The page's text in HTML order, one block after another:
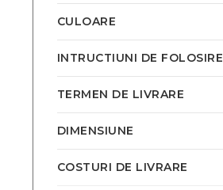
CULOARE
INTRUCTIUNI DE FOLOSIRE
TERMEN DE LIVRARE
DIMENSIUNE
COSTURI DE LIVRARE